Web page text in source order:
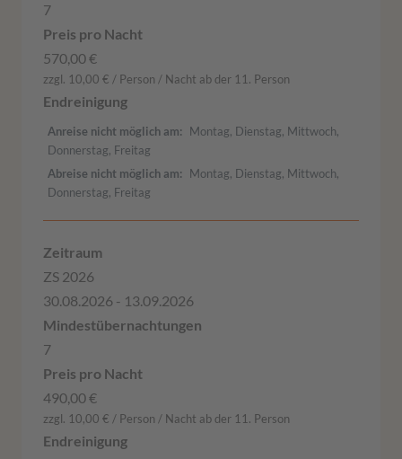
7
570,00 €
zzgl. 10,00 € / Person / Nacht ab der 11. Person
Anreise nicht möglich am
Montag, Dienstag, Mittwoch,
Donnerstag, Freitag
Abreise nicht möglich am
Montag, Dienstag, Mittwoch,
Donnerstag, Freitag
ZS 2026
30.08.2026 - 13.09.2026
7
490,00 €
zzgl. 10,00 € / Person / Nacht ab der 11. Person